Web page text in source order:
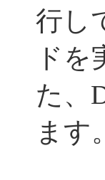
行し
ド
た、
ます。